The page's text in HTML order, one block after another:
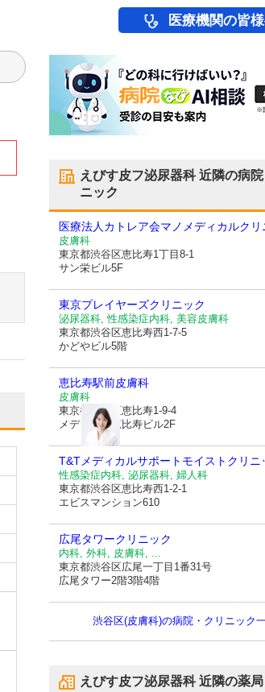
医療機関の皆
えびす皮フ泌尿器科近隣の病院
ニック
医療法人カトレア会マノメディカルクリ
皮膚科
東京都渋谷区恵比寿1丁目8-1
サン栄ビル5F
東京プレイヤーズクリニック
泌尿器科, 性感染症内科, 美容皮膚科
東京都渋谷区恵比寿西1-7-5
かどやビル5階
恵比寿駅前皮膚科
皮膚科
東京都渋谷区恵比寿1-9-4
メディカル恵比寿ビル2F
T&Tメディカルサポート モイストクリニ
性感染症内科, 泌尿器科, 婦人科
東京都渋谷区恵比寿西1-2-1
エビスマンション610
広尾タワークリニック
内科, 外科, 皮膚科, ...
東京都渋谷区広尾一丁目1番31号
広尾タワー2階3階4階
渋谷区(皮膚科)の病院・クリニック
えびす皮フ泌尿器科近隣の薬局